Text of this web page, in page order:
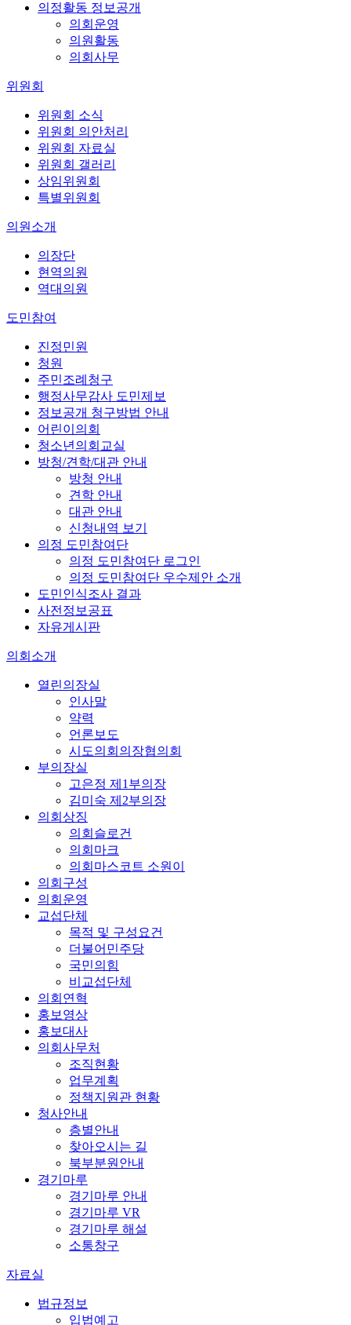
의정활동 정보공개
의회운영
의원활동
의회사무
위원회
위원회 소식
위원회 의안처리
위원회 자료실
위원회 갤러리
상임위원회
특별위원회
의원소개
의장단
현역의원
역대의원
도민참여
진정민원
청원
주민조례청구
행정사무감사 도민제보
정보공개 청구방법 안내
어린이의회
청소년의회교실
방청/견학/대관 안내
방청 안내
견학 안내
대관 안내
신청내역 보기
의정 도민참여단
의정 도민참여단 로그인
의정 도민참여단 우수제안 소개
도민인식조사 결과
사전정보공표
자유게시판
의회소개
열린의장실
인사말
약력
언론보도
시도의회의장협의회
부의장실
고은정 제1부의장
김미숙 제2부의장
의회상징
의회슬로건
의회마크
의회마스코트 소원이
의회구성
의회운영
교섭단체
목적 및 구성요건
더불어민주당
국민의힘
비교섭단체
의회연혁
홍보영상
홍보대사
의회사무처
조직현황
업무계획
정책지원관 현황
청사안내
층별안내
찾아오시는 길
북부분원안내
경기마루
경기마루 안내
경기마루 VR
경기마루 해설
소통창구
자료실
법규정보
입법예고